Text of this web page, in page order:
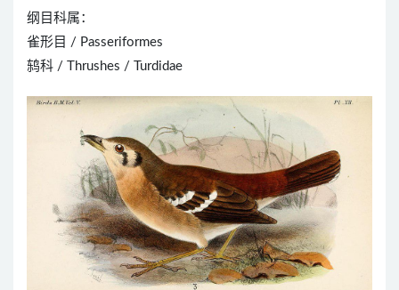
纲目科属：
雀形目 / Passeriformes
鸫科 / Thrushes / Turdidae